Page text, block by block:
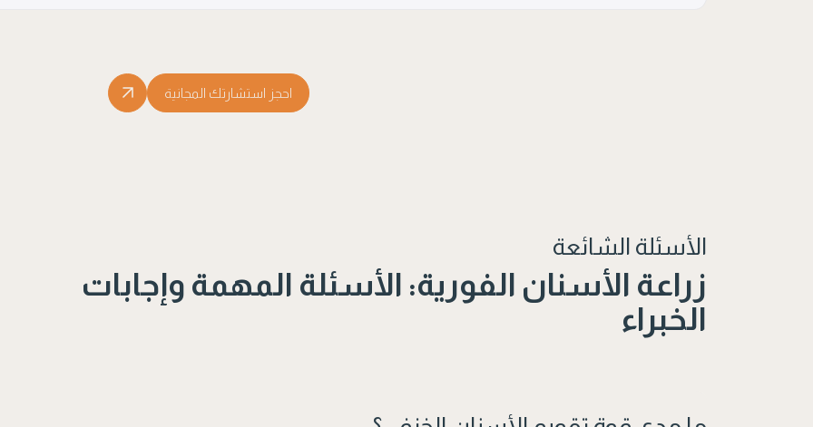
احجز استشارتك المجانية
الأسئلة الشائعة
زراعة الأسنان الفورية: الأسئلة المهمة وإجابات
الخبراء